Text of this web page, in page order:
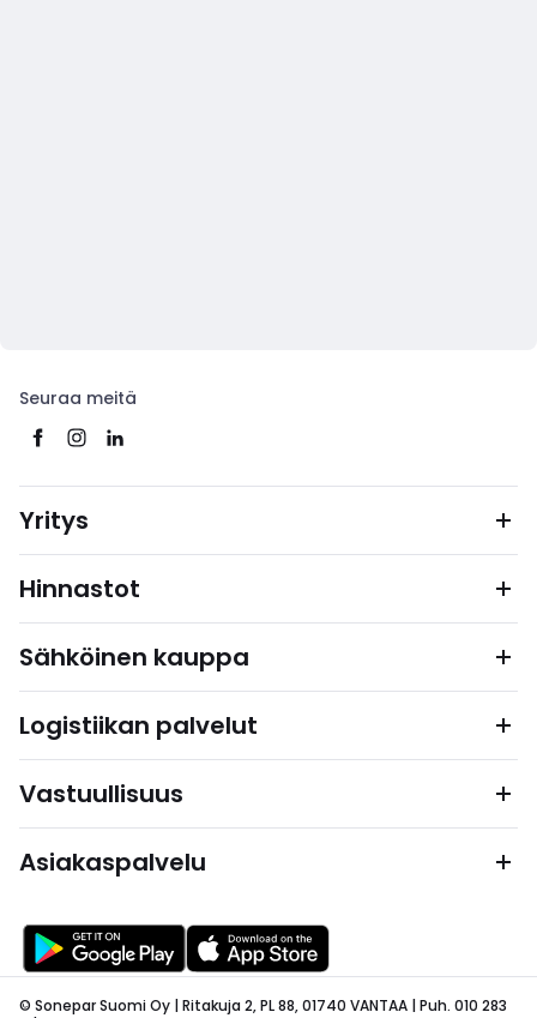
Seuraa meitä
Yritys
Hinnastot
Sähköinen kauppa
Logistiikan palvelut
Vastuullisuus
Asiakaspalvelu
© Sonepar Suomi Oy | Ritakuja 2, PL 88, 01740 VANTAA | Puh. 010 283